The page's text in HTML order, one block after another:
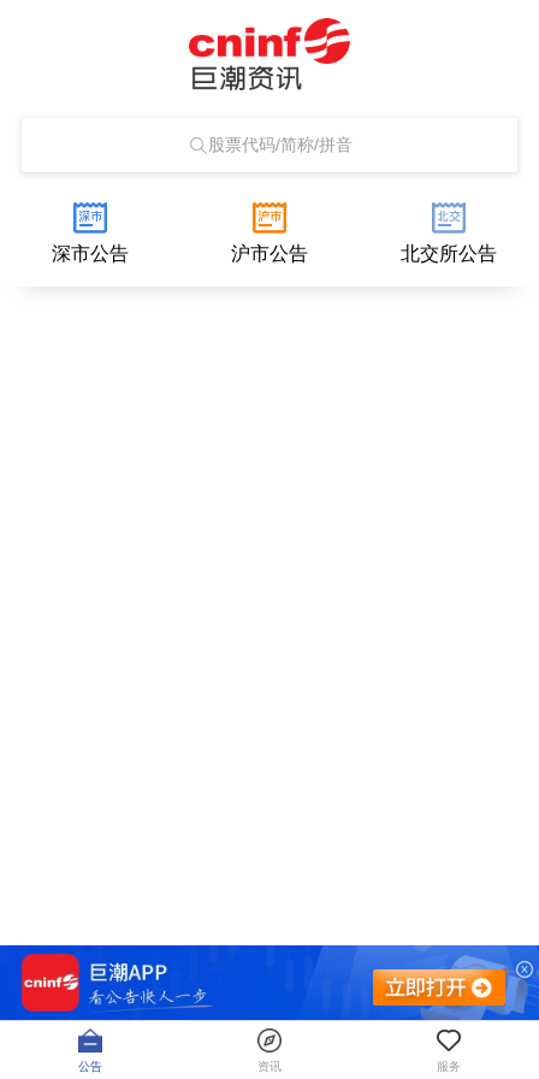
股票代码/简称/拼音
深市公告 沪市公告 北交所公告
公告 资讯 服务